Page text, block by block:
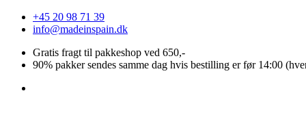
Videre+45 20 98 71 39
info@madeinspain.dk
Gratis fragt til pakkeshop ved 650,-
90% pakker sendes samme dag hvis bestilling er før 14:00